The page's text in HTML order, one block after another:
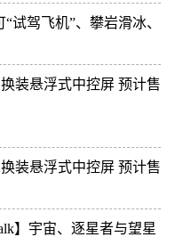
试驾飞机”、攀岩滑冰、
装悬浮式中控屏 预计售
装悬浮式中控屏 预计售
】宇宙、逐星者与望星